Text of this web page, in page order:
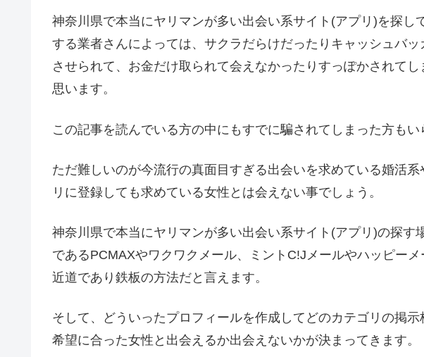
神奈川県で本当にヤリマンが多い出会い系サイト(アプリ)を探し
する業者さんによっては、サクラだらけだったりキャッシュバ
させられて、お金だけ取られて会えなかったりすっぽかされて
思います。
この記事を読んでいる方の中にもすでに騙されてしまった方もい
ただ難しいのが今流行の真面目すぎる出会いを求めている婚活
リに登録しても求めている女性とは会えない事でしょう。
神奈川県で本当にヤリマンが多い出会い系サイト(アプリ)の探す
であるPCMAXやワクワクメール、ミントC!Jメールやハッピー
近道であり鉄板の方法だと言えます。
そして、どういったプロフィールを作成してどのカテゴリの掲
希望に合った女性と出会えるか出会えないかが決まってきます。